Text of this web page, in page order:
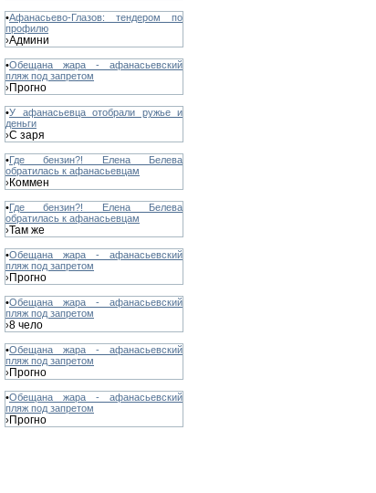
•Афанасьево-Глазов: тендером по
профилю
›Админи
•Обещана жара - афанасьевский
пляж под запретом
›Прогно
•У афанасьевца отобрали ружье и
деньги
›С заря
•Где бензин?! Елена Белева
обратилась к афанасьевцам
›Коммен
•Где бензин?! Елена Белева
обратилась к афанасьевцам
›Там же
•Обещана жара - афанасьевский
пляж под запретом
›Прогно
•Обещана жара - афанасьевский
пляж под запретом
›8 чело
•Обещана жара - афанасьевский
пляж под запретом
›Прогно
•Обещана жара - афанасьевский
пляж под запретом
›Прогно